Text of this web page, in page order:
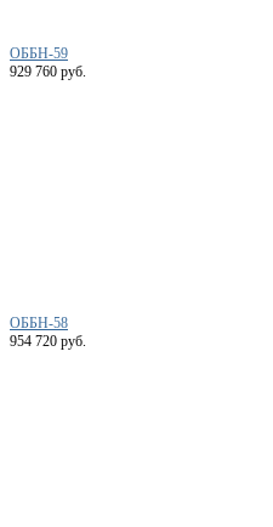
ОББН-59
929 760 руб.
ОББН-58
954 720 руб.